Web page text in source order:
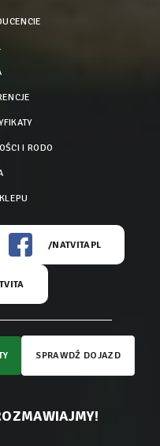
I RODO
/NATVITAPL
SPRAWDŹ DOJAZD